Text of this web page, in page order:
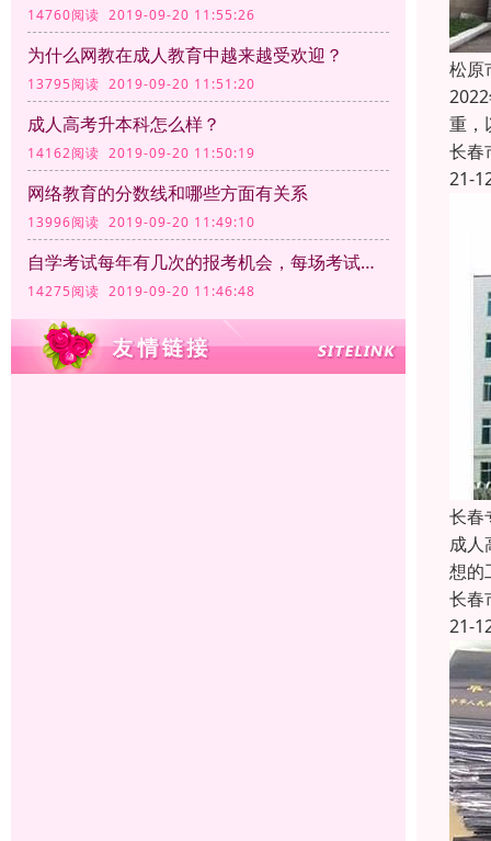
14760阅读 2019-09-20 11:55:26
为什么网教在成人教育中越来越受欢迎？
13795阅读 2019-09-20 11:51:20
成人高考升本科怎么样？
14162阅读 2019-09-20 11:50:19
网络教育的分数线和哪些方面有关系
13996阅读 2019-09-20 11:49:10
自学考试每年有几次的报考机会，每场考试的时间和满分分别是多少
14275阅读 2019-09-20 11:46:48
松原
重，
长春
21-
长春
成人
想的
长春
21-